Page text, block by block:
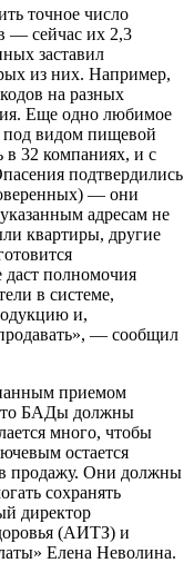
точное число
— сейчас их 2,3
заставил
из них. Например,
на разных
Еще одно любимое
видом пищевой
в 32 компаниях, и с
подтвердились
— они
адресам не
квартиры, другие
даст полномочия
в системе,
и,
— сообщил
приемом
БАДы должны
много, чтобы
остается
продажу. Они должны
сохранять
директор
(АИТЗ) и
Елена Неволина.